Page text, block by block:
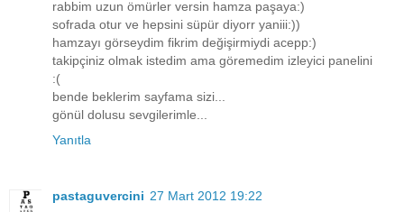
rabbim uzun ömürler versin hamza paşaya:)
sofrada otur ve hepsini süpür diyorr yaniii:))
hamzayı görseydim fikrim değişirmiydi acepp:)
takipçiniz olmak istedim ama göremedim izleyici panelini
:(
bende beklerim sayfama sizi...
gönül dolusu sevgilerimle...
Yanıtla
pastaguvercini 27 Mart 2012 19:22